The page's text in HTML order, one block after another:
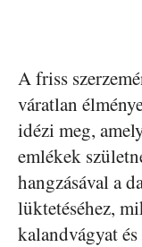
A friss
váratlan
idézi meg,
emlékek
hangzásával a
lüktetéséhez,
kalandvágyat